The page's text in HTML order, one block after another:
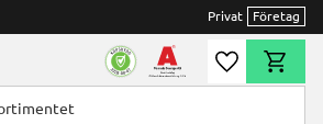
Privat Företag
Önskelista